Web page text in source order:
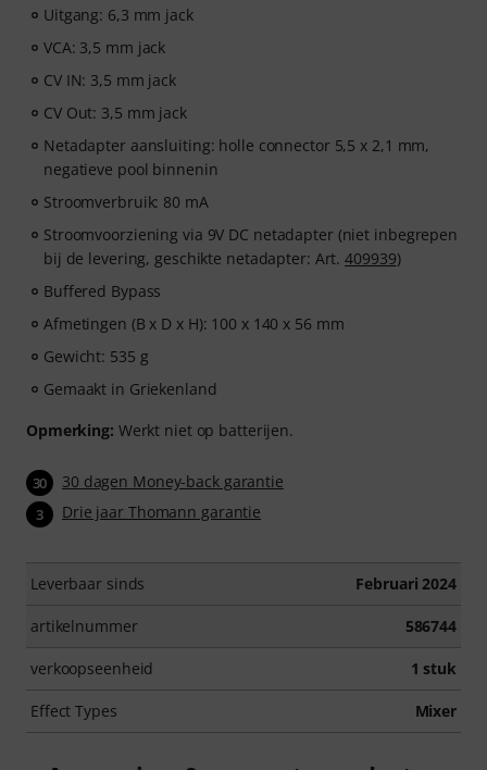
Uitgang: 6,3 mm jack
VCA: 3,5 mm jack
CV IN: 3,5 mm jack
CV Out: 3,5 mm jack
Netadapter aansluiting: holle connector 5,5 x 2,1 mm,
negatieve pool binnenin
Stroomverbruik: 80 mA
Stroomvoorziening via 9V DC netadapter (niet inbegrepen
bij de levering, geschikte netadapter: Art.409939)
Buffered Bypass
Afmetingen (B x D x H): 100 x 140 x 56 mm
Gewicht: 535 g
Gemaakt in Griekenland
Opmerking: Werkt niet op batterijen.
30 30 dagen Money-back garantie
3 Drie jaar Thomann garantie
Leverbaar sinds Februari 2024
artikelnummer 586744
verkoopseenheid 1 stuk
Effect Types Mixer